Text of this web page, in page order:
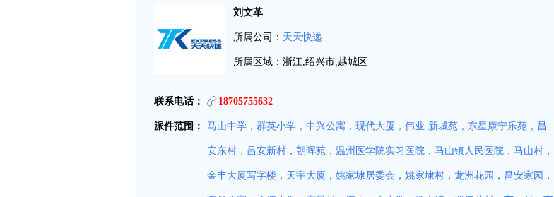
刘文革
所属公司： 天天快递
所属区域：浙江,绍兴市,越城区
联系电话： 18705755632
派件范围： 马山中学 ， 群英小学 ， 中兴公寓 ， 现代大厦 ， 伟业·新城苑 ， 东星康宁乐苑 ， 昌
安东村 ， 昌安新村 ， 朝晖苑 ， 温州医学院实习医院 ， 马山镇人民医院 ， 马山村 ，
金丰大厦写字楼 ， 天宇大厦 ， 姚家埭居委会 ， 姚家埭村 ， 龙洲花园 ， 昌安家园 ，